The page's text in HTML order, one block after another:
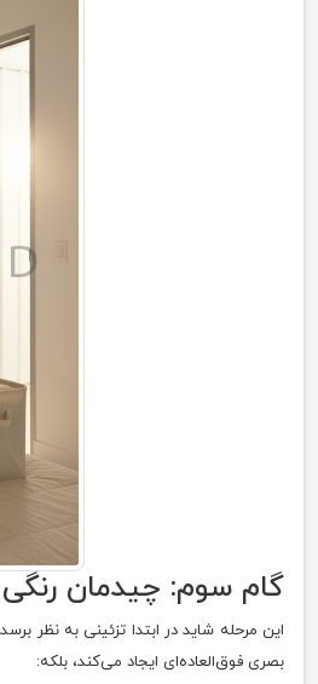
گام سوم: چیدمان رنگی
این مرحله شاید در ابتدا تزئینی به نظر
بصری فوق‌العاده‌ای ایجاد می‌کند، بلکه: